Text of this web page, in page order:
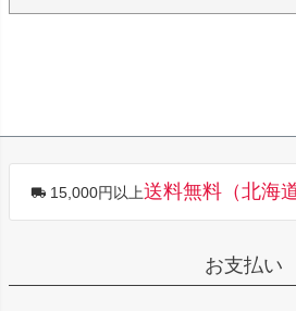
15,000円以上送料無料（北海
お支払い